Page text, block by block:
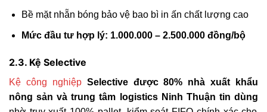
Bề mặt nhẵn bóng bảo vệ bao bì in ấn chất lượng cao
Mức đầu tư hợp lý: 1.000.000 – 2.500.000 đồng/bộ
2.3. Kệ Selective
Kệ công nghiệp Selective được 80% nhà xuất khẩu
nông sản và trung tâm logistics Ninh Thuận tin dùng